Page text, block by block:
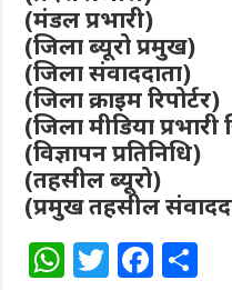
(मंडल प्रभारी)
(जिला ब्यूरो प्रमुख)
(जिला संवाददाता)
(जिला क्राइम रिपोर्टर)
(जिला मीडिया प्रभारी
(विज्ञापन प्रतिनिधि)
(तहसील ब्यूरो)
(प्रमुख तहसील
W T F